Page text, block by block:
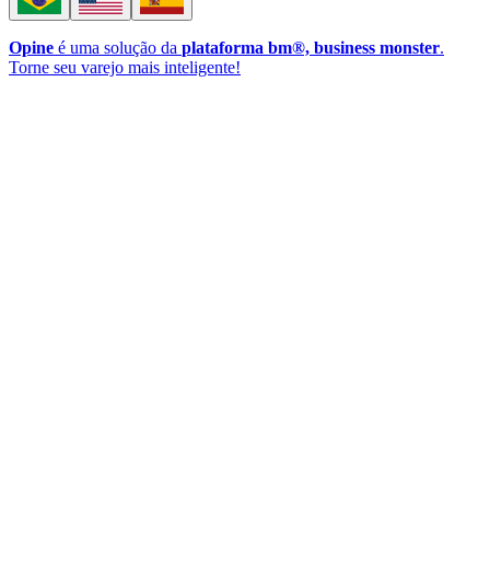
Opine é uma solução da plataforma bm®, business monster.
Torne seu varejo mais inteligente!